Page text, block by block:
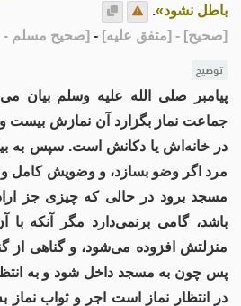
باطل نشود».
[صحیح] - [متفق علیه] - [صحیح مسلم - 649]
توضیح
پیامبر صلی الله علیه وسلم بیان
جماعت نماز بگزارد آن نمازش بیست
در خانه‌اش یا دکانش است. سپس به
مرد اگر وضو بسازد، و وضویش کامل
مسجد برود در حالی که چیزی جز
باشد، گامی برنمی‌دارد مگر آنکه
منزلتش افزوده می‌شود، و گناهی از
پس چون به مسجد داخل شود و به
در انتظار نماز است اجر و ثواب نماز